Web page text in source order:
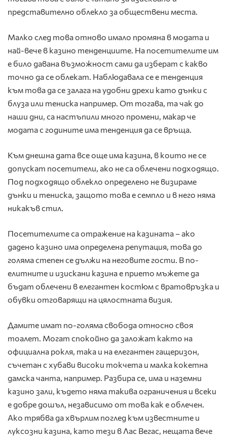
представително облекло за обществени места.
Малко след това отново имало промяна в модата и
най-вече в казино тенденциите. На посетителите им
е било давана възможност сами да изберат с какво
точно да се облекат. Наблюдавала се е тенденция
към това да се залага на удобни дрехи като дънки с
блуза или тениска например. От тогава, та чак до
наши дни, са настъпили много промени, макар че
модата с годините има тенденция да се връща.
Към днешна дата все още има казина, в които не се
допускат посетители, ако не са облечени подходящо.
Под подходящо облекло определено не визираме
дънки и тениска, защото това е семпло и в него няма
никакъв стил.
Посетителите са отражение на казината – ако
дадено казино има определена репутация, това до
голяма степен се дължи на неговите гости. В по-
елитните и изискани казина е прието мъжете да
бъдат облечени в елегантен костюм с вратовръзка и
обувки отговарящи на цялостната визия.
Дамите имат по-голяма свобода относно своя
тоалет. Могат спокойно да заложат както на
официална рокля, така и на елегантен гащеризон,
съчетан с хубави високи токчета и малка кокетна
дамска чанта, например. Разбира се, има и наземни
казино зали, където няма такива ограничения и всеки
е добре дошъл, независимо от това как е облечен.
Ако трябва да хвърлим поглед към известните и
луксозни казина, като тези в Лас Вегас, нещата вече